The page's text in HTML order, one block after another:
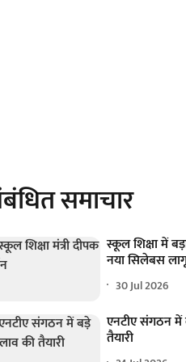
समाचार
स्कूल शिक्षा में
नया सिलेबस
30 Jul 2026
एनटीए संगठन
तैयारी